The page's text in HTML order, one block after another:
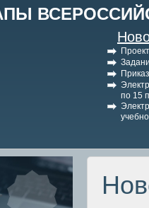
по 15